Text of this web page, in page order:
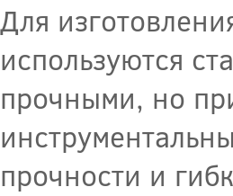
Для
используются
прочными, но
прочности и